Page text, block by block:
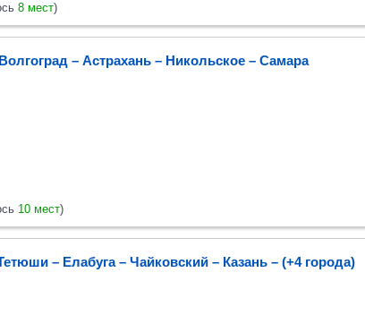
8 мест)
– Астрахань – Никольское – Самара
10 мест)
– Елабуга – Чайковский – Казань – (+4 города)